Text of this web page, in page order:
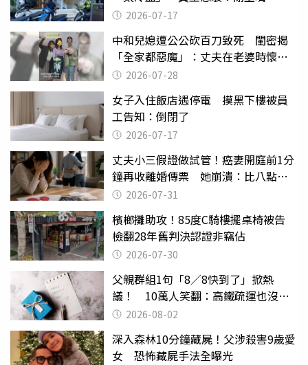
2026-07-17
中和兒媳遭公公砍百刀致死 閨密揭
「全家都惡魔」：丈夫在老婆時懷孕
摔東西
2026-07-28
女子入住飯店遇停電 摸黑下樓被員
工告知：倒閉了
2026-07-17
丈夫小三假證做試管！癌妻開庭前1分
鐘再收離婚傳票 她崩潰：比八點檔
還扯2026-07-31
檳榔攤助攻！85度C騎樓擺桌椅被告
檢翻28年舊判決認證非竊佔
2026-07-30
父親群組1句「8／8快到了」掀熱
議！ 10萬人笑翻：高鐵疏運也沒列
父親節
2026-08-02
深入森林10分鐘藏屍！父涉殺害9歲愛
女 恐怖藏屍手法全曝光